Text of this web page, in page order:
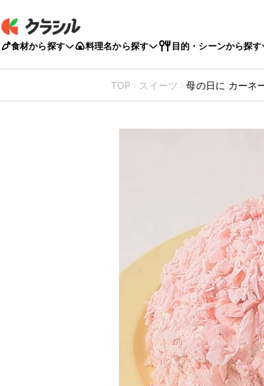
食材から探す 料理名から探す 目的・シーンから探す
TOP スイーツ 母の日に カーネ